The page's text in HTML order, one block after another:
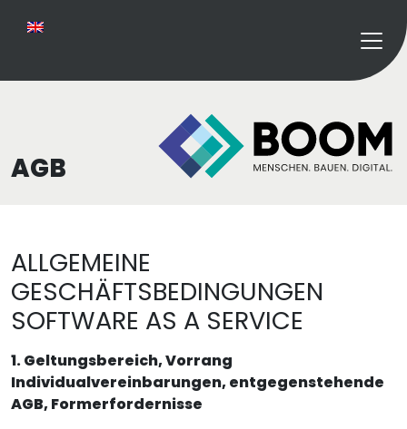
AGB
ALLGEMEINE
GESCHÄFTSBEDINGUNGEN
SOFTWARE AS A SERVICE
1. Geltungsbereich, Vorrang
Individualvereinbarungen, entgegenstehende
AGB, Formerfordernisse